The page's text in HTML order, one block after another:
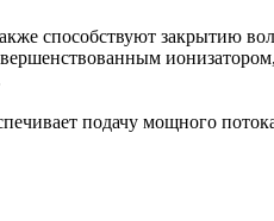
способствуют закрытию
подачу мощного